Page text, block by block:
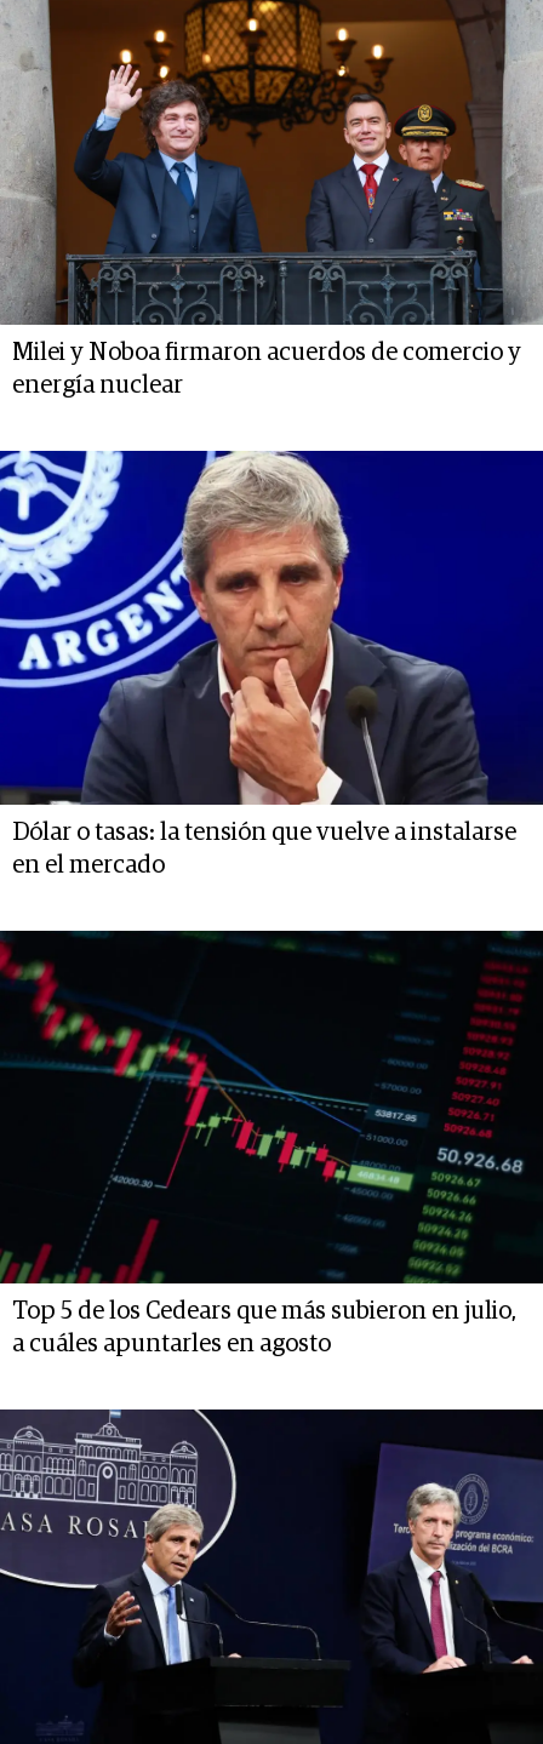
Milei y Noboa firmaron acuerdos de comercio y
energía nuclear
Dólar o tasas: la tensión que vuelve a instalarse
en el mercado
Top 5 de los Cedears que más subieron en julio,
a cuáles apuntarles en agosto